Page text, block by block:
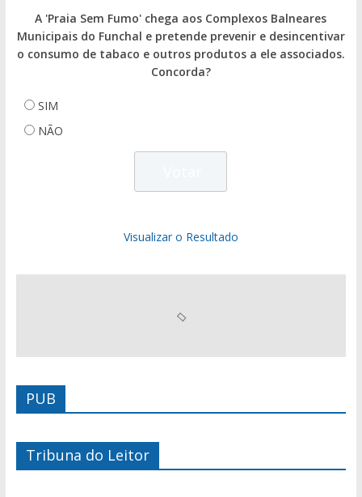
A 'Praia Sem Fumo' chega aos Complexos Balneares
Municipais do Funchal e pretende prevenir e desincentivar
o consumo de tabaco e outros produtos a ele associados.
Concorda?
SIM
NÃO
Visualizar o Resultado
PUB
Tribuna do Leitor